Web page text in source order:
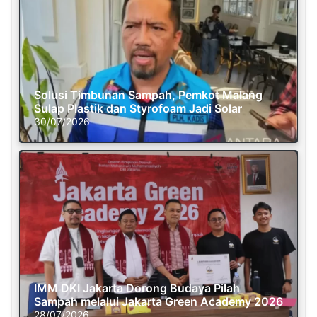
Solusi Timbunan Sampah, Pemkot Malang
Sulap Plastik dan Styrofoam Jadi Solar
30/07/2026
IMM DKI Jakarta Dorong Budaya Pilah
Sampah melalui Jakarta Green Academy 2026
28/07/2026